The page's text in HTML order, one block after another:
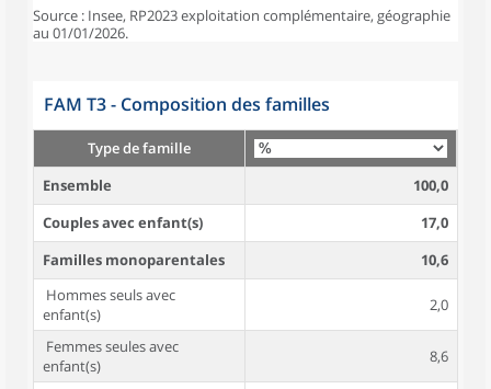
Source : Insee, RP2023 exploitation complémentaire, géographie
au 01/01/2026.
FAM T3 - Composition des familles
Type de famille
Ensemble
100,0
Couples avec enfant(s)
17,0
Familles monoparentales
10,6
Hommes seuls avec
enfant(s)
2,0
Femmes seules avec
enfant(s)
8,6